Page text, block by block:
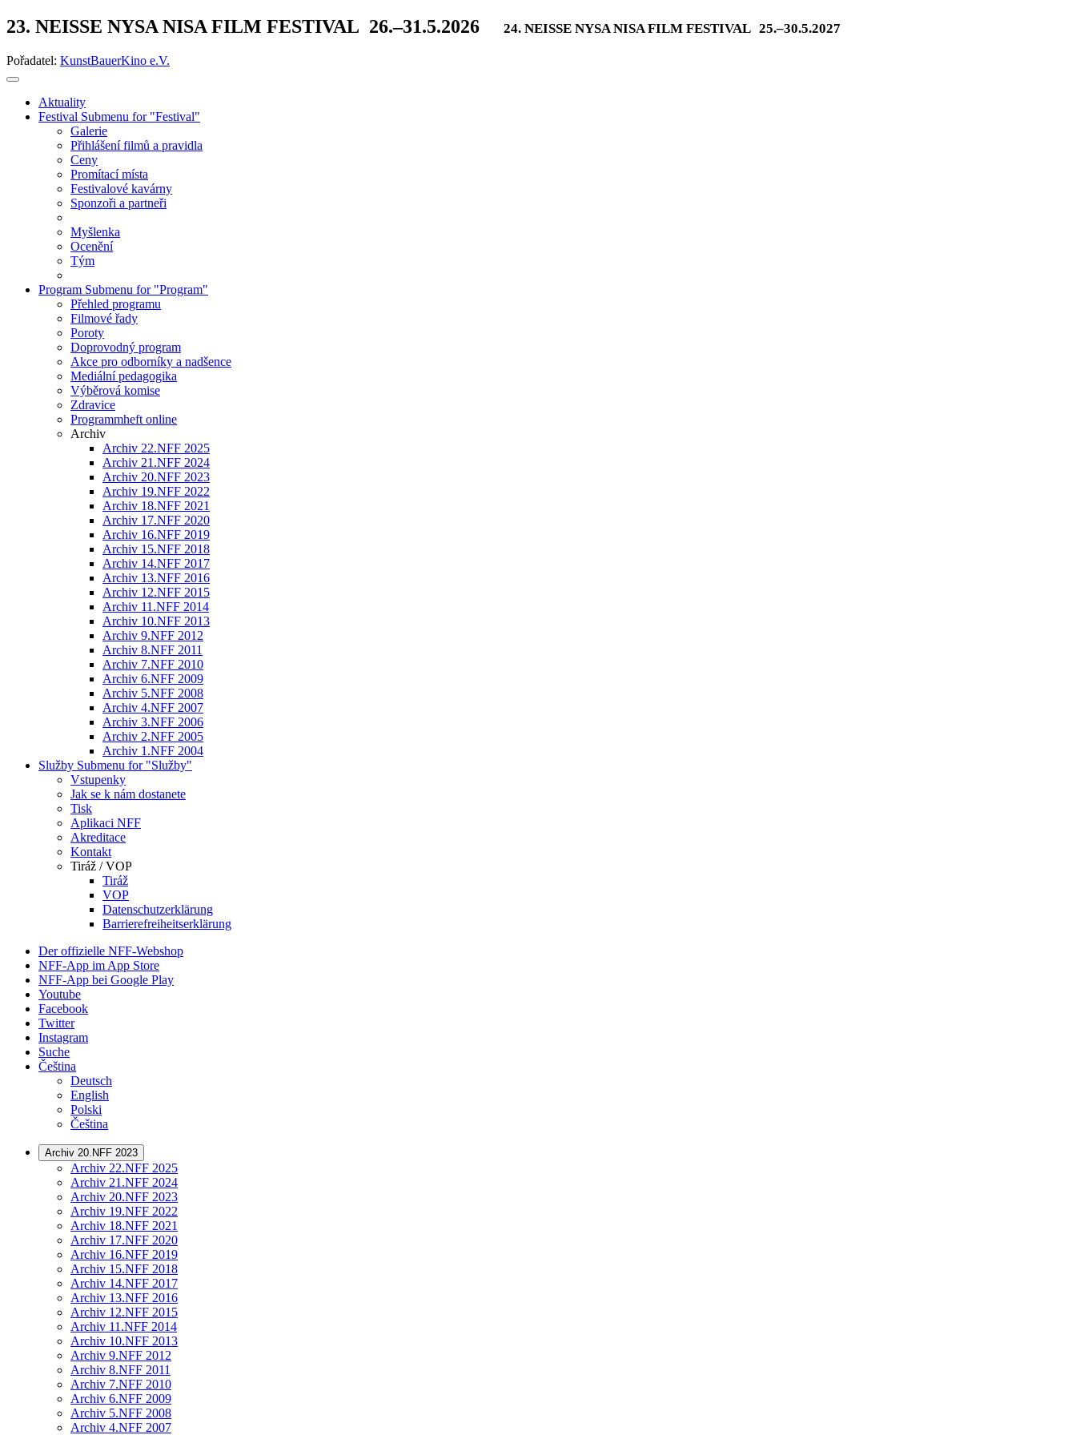
23. NEISSE NYSA NISA FILM FESTIVAL 26.–31.5.2026 24. NEISSE NYSA NISA FILM FESTIVAL 25.–30.5.2027
Pořadatel: KunstBauerKino e.V.
Aktuality
Festival Submenu for "Festival"
Galerie
Přihlášení filmů a pravidla
Ceny
Promítací místa
Festivalové kavárny
Sponzoři a partneři
Myšlenka
Ocenění
Tým
Program Submenu for "Program"
Přehled programu
Filmové řady
Poroty
Doprovodný program
Akce pro odborníky a nadšence
Mediální pedagogika
Výběrová komise
Zdravice
Programmheft online
Archiv
Archiv 22.NFF 2025
Archiv 21.NFF 2024
Archiv 20.NFF 2023
Archiv 19.NFF 2022
Archiv 18.NFF 2021
Archiv 17.NFF 2020
Archiv 16.NFF 2019
Archiv 15.NFF 2018
Archiv 14.NFF 2017
Archiv 13.NFF 2016
Archiv 12.NFF 2015
Archiv 11.NFF 2014
Archiv 10.NFF 2013
Archiv 9.NFF 2012
Archiv 8.NFF 2011
Archiv 7.NFF 2010
Archiv 6.NFF 2009
Archiv 5.NFF 2008
Archiv 4.NFF 2007
Archiv 3.NFF 2006
Archiv 2.NFF 2005
Archiv 1.NFF 2004
Služby Submenu for "Služby"
Vstupenky
Jak se k nám dostanete
Tisk
Aplikaci NFF
Akreditace
Kontakt
Tiráž / VOP
Tiráž
VOP
Datenschutzerklärung
Barrierefreiheitserklärung
Der offizielle NFF-Webshop
NFF-App im App Store
NFF-App bei Google Play
Youtube
Facebook
Twitter
Instagram
Suche
Čeština
Deutsch
English
Polski
Čeština
Archiv 20.NFF 2023
Archiv 22.NFF 2025
Archiv 21.NFF 2024
Archiv 20.NFF 2023
Archiv 19.NFF 2022
Archiv 18.NFF 2021
Archiv 17.NFF 2020
Archiv 16.NFF 2019
Archiv 15.NFF 2018
Archiv 14.NFF 2017
Archiv 13.NFF 2016
Archiv 12.NFF 2015
Archiv 11.NFF 2014
Archiv 10.NFF 2013
Archiv 9.NFF 2012
Archiv 8.NFF 2011
Archiv 7.NFF 2010
Archiv 6.NFF 2009
Archiv 5.NFF 2008
Archiv 4.NFF 2007